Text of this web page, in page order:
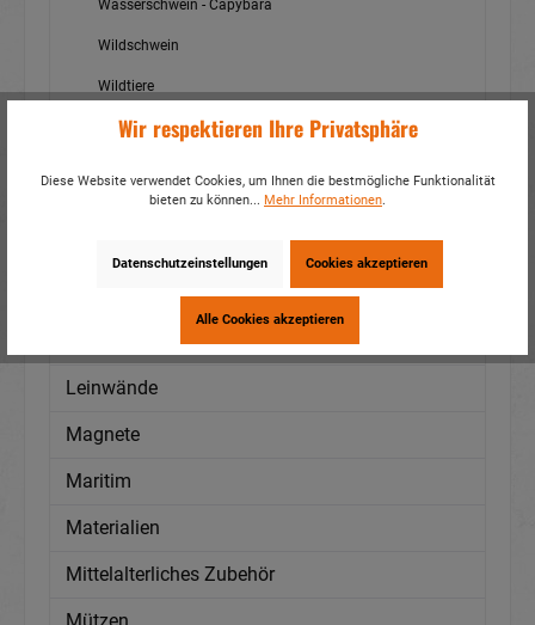
Wasserschwein - Capybara
Wildschwein
Wildtiere
Wolf
Weihnachten
Leinwände
Magnete
Maritim
Materialien
Mittelalterliches Zubehör
Wir respektieren Ihre Privatsphäre
Diese Website verwendet Cookies, um Ihnen die bestmögliche Funktionalität
bieten zu können... Mehr Informationen.
Datenschutzeinstellungen Cookies akzeptieren
Alle Cookies akzeptieren